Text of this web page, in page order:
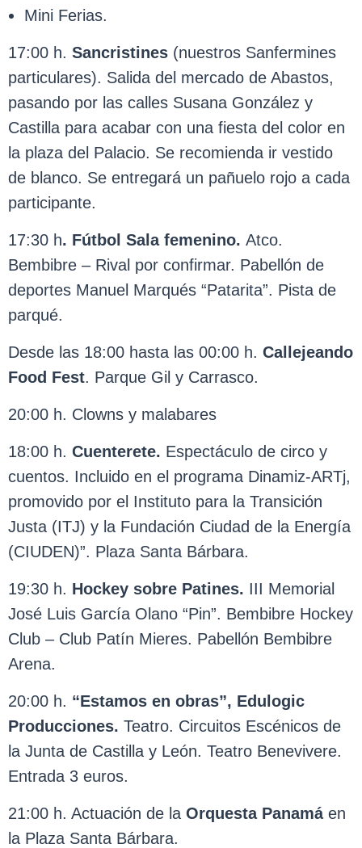
Mini Ferias.
17:00 h. Sancristines (nuestros Sanfermines
particulares). Salida del mercado de Abastos,
pasando por las calles Susana González y
Castilla para acabar con una fiesta del color en
la plaza del Palacio. Se recomienda ir vestido
de blanco. Se entregará un pañuelo rojo a cada
participante.
17:30 h. Fútbol Sala femenino. Atco.
Bembibre – Rival por confirmar. Pabellón de
deportes Manuel Marqués “Patarita”. Pista de
parqué.
Desde las 18:00 hasta las 00:00 h. Callejeando
Food Fest. Parque Gil y Carrasco.
20:00 h. Clowns y malabares
18:00 h. Cuenterete. Espectáculo de circo y
cuentos. Incluido en el programa Dinamiz-ARTj,
promovido por el Instituto para la Transición
Justa (ITJ) y la Fundación Ciudad de la Energía
(CIUDEN)”. Plaza Santa Bárbara.
19:30 h. Hockey sobre Patines. III Memorial
José Luis García Olano “Pin”. Bembibre Hockey
Club – Club Patín Mieres. Pabellón Bembibre
Arena.
20:00 h. “Estamos en obras”, Edulogic
Producciones. Teatro. Circuitos Escénicos de
la Junta de Castilla y León. Teatro Benevivere.
Entrada 3 euros.
21:00 h. Actuación de la Orquesta Panamá en
la Plaza Santa Bárbara.